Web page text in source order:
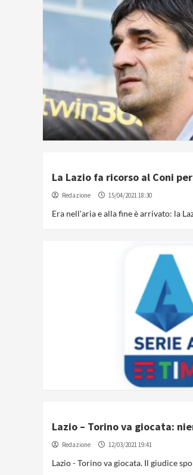
La Lazio fa ricorso al Coni
Redazione 15/04/2021 18:30
Era nell'aria e alla fine è arrivato: la
Lazio – Torino va giocata:
Redazione 12/03/2021 19:41
Lazio - Torino va giocata. Il giudice